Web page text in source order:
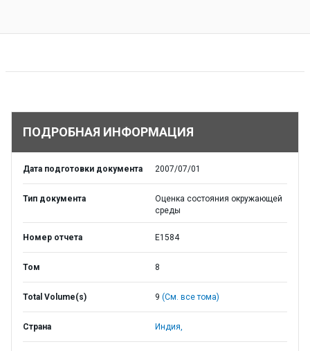
ПОДРОБНАЯ ИНФОРМАЦИЯ
Дата подготовки документа 2007/07/01
Тип документа
Оценка состояния окружающей
среды
Номер отчета E1584
Том 8
Total Volume(s) 9 (См. все тома)
Страна Индия,